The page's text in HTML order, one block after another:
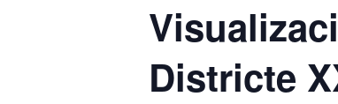
Districte